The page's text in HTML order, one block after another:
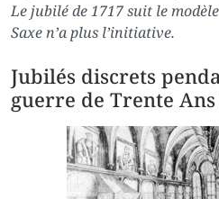
Le jubilé de 1717 suit le
Saxe n’a plus l’initiative.
Jubilés discrets
guerre de Trente Ans